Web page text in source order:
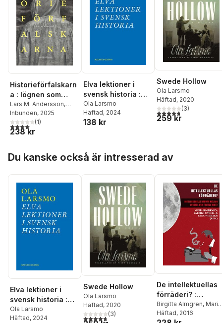
Historieförfalskarn
a : lögnen som
vapen mot
demokratin
Lars M. Andersson,
Maria Björkman
Jonsson,Rebacka Katz
Thor,Ola Larsmo
Sennerteg,Åsa
Ida Östenberg
Inbunden, 2025
4,0utav 5 stjärnor. Totalt antal röster:
(1)
238 kr
Elva lektioner i
svensk historia :
om svensk
flyktingpolitik
under andra
historia
Ola Larsmo
Häftad, 2024
138 kr
Swede Hollow
Ola Larsmo
Häftad, 2020
4,7utav 5 stjärnor.
(3)
259 kr
Du kanske också är intresserad av
Elva lektioner i
svensk historia :
om svensk
flyktingpolitik
Ola Larsmo
Häftad, 2024
Swede Hollow
Ola Larsmo
Häftad, 2020
4,7utav 5 stjärnor. Totalt antal röster:
(3)
De intellektuellas
förräderi? :
intellektuellt
mellan Sverige
Birgitta Almgren, Maria
Björkman,Maja
Häftad, 2016